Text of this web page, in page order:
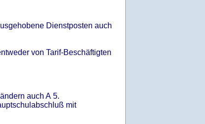
Dienstposten auch
von Tarif-Beschäftigten
auch A 5.
mit